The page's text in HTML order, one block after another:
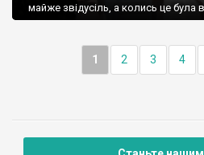
майже звідусіль, а колись це була
1 2 3 4